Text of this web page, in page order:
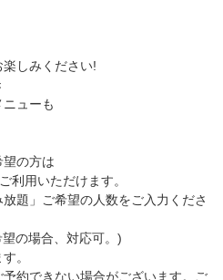
しみください!
ューも
の方は
利用いただけます。
題」ご希望の人数をご入力くださ
の場合、対応可。)
。
約できない場合がございます。ご